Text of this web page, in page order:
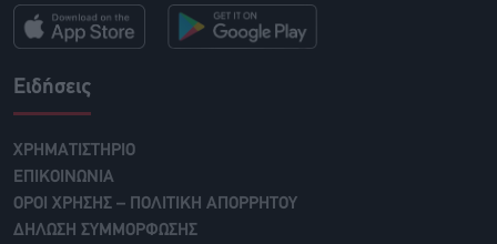
Ειδήσεις
ΧΡΗΜΑΤΙΣΤΗΡΙΟ
ΕΠΙΚΟΙΝΩΝΙΑ
ΟΡΟΙ ΧΡΗΣΗΣ – ΠΟΛΙΤΙΚΗ ΑΠΟΡΡΗΤΟΥ
ΔΗΛΩΣΗ ΣΥΜΜΟΡΦΩΣΗΣ